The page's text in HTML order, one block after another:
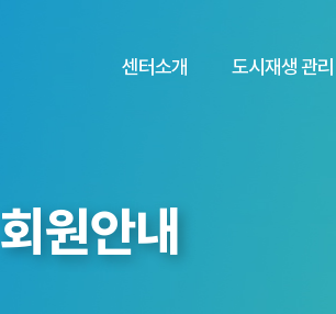
센터소개 도시재생 관리
회원안내